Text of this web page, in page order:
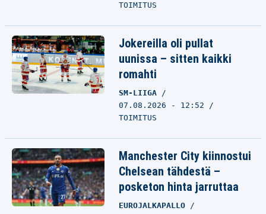
TOIMITUS
Jokereilla oli pullat
uunissa – sitten kaikki
romahti
SM-LIIGA
07.08.2026 - 12:52
TOIMITUS
Manchester City kiinnostui
Chelsean tähdestä –
posketon hinta jarruttaa
EUROJALKAPALLO